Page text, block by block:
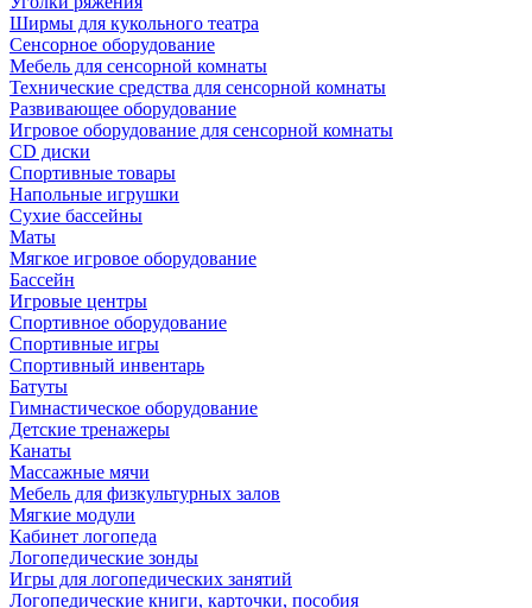
Ширмы для кукольного театра
Сенсорное оборудование
Мебель для сенсорной комнаты
Технические средства для сенсорной комнаты
Развивающее оборудование
Игровое оборудование для сенсорной комнаты
CD диски
Спортивные товары
Напольные игрушки
Сухие бассейны
Маты
Мягкое игровое оборудование
Бассейн
Игровые центры
Спортивное оборудование
Спортивные игры
Спортивный инвентарь
Батуты
Гимнастическое оборудование
Детские тренажеры
Канаты
Массажные мячи
Мебель для физкультурных залов
Мягкие модули
Кабинет логопеда
Логопедические зонды
Игры для логопедических занятий
Логопедические книги, карточки, пособия